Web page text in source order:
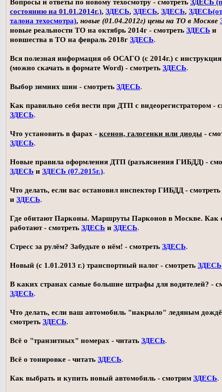
Вопросы и ответы по новому техосмотру - смотреть ЗДЕСЬ
состоянию на 01.01.2014г.), ЗДЕСЬ, ЗДЕСЬ, ЗДЕСЬ,
талона техосмотра), новые (01.04.2012г) цены на ТО в Москве
новые реальности ТО на октябрь 2014г - смотреть ЗДЕСЬ и
новшества в ТО на февраль 2018г ЗДЕСЬ.
Вся полезная информация об ОСАГО (с 2014г.) с
(можно скачать в формате Word) - смотреть ЗДЕСЬ.
Выбор зимних шин - смотреть ЗДЕСЬ.
Как правильно себя вести при ДТП с видеорегистратором -
ЗДЕСЬ.
Что установить в фарах - ксенон, галогенки или диоды -
ЗДЕСЬ.
Новые правила оформления ДТП (разъяснения ГИБДД) -
ЗДЕСЬ и ЗДЕСЬ (07.2015г.).
Что делать, если вас остановил инспектор ГИБДД - смотреть
и ЗДЕСЬ.
Где обитают Парконы. Маршруты Парконов в Москве. Как
работают - смотреть ЗДЕСЬ и ЗДЕСЬ.
Стресс за рулём? Забудьте о нём! - смотреть ЗДЕСЬ.
Новый (с 1.01.2013 г.) транспортный налог - смотреть ЗДЕСЬ
В каких странах самые большие штрафы для водителей? -
ЗДЕСЬ.
Что делать, если ваш автомобиль "накрыло" ледяным
смотреть ЗДЕСЬ.
Всё о "транзитных" номерах - читать ЗДЕСЬ.
Всё о тонировке - читать ЗДЕСЬ.
Как выбрать и купить новый автомобиль - смотрим ЗДЕСЬ.